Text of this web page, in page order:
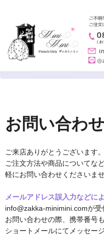
お問い合わせ
ご来店ありがとうございます。
ご注文方法や商品についてな
軽にお問い合わせくださいませ
メールアドレス誤入力などに
info@zakka-minimini.comが受
お問い合わせの際、携帯番号
ショートメールにてメッセー